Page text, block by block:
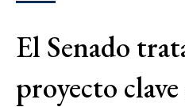
El Senado
proyecto